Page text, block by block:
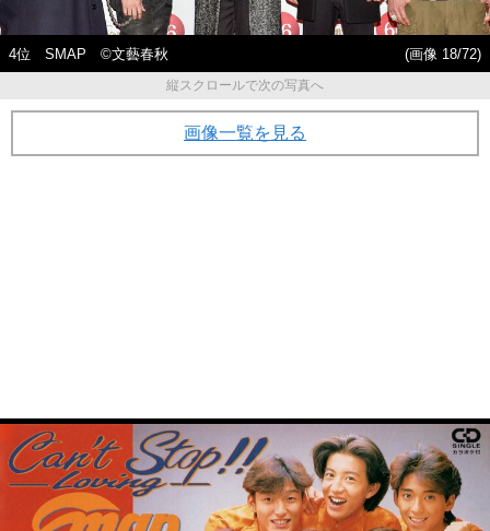
4位 SMAP ©文藝春秋
(画像 18/72)
縦スクロールで次の写真へ
画像一覧を見る